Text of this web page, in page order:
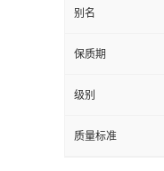
别名
保质期
级别
质量标准